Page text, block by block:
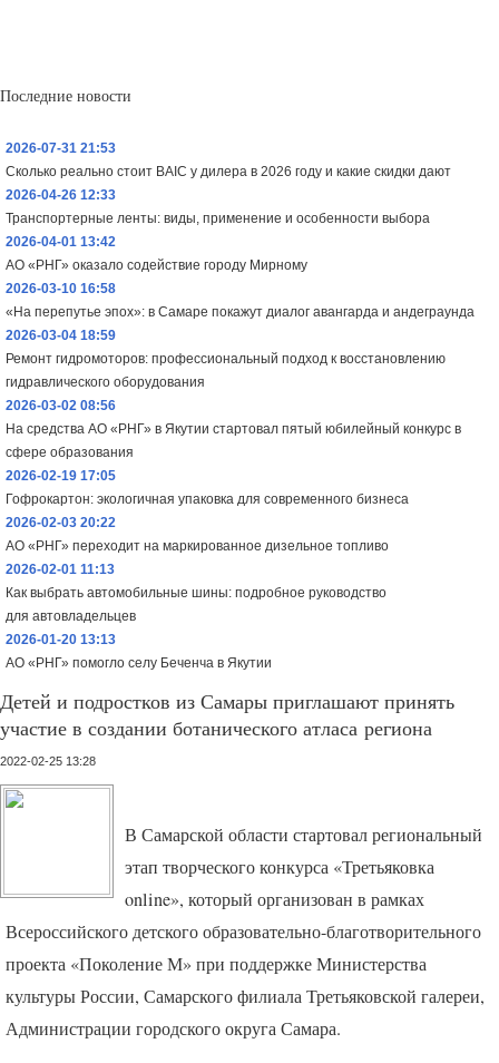
Последние новости
2026-07-31 21:53
Сколько реально стоит BAIC у дилера в 2026 году и какие скидки дают
2026-04-26 12:33
Транспортерные ленты: виды, применение и особенности выбора
2026-04-01 13:42
АО «РНГ» оказало содействие городу Мирному
2026-03-10 16:58
«На перепутье эпох»: в Самаре покажут диалог авангарда и андеграунда
2026-03-04 18:59
Ремонт гидромоторов: профессиональный подход к восстановлению
гидравлического оборудования
2026-03-02 08:56
На средства АО «РНГ» в Якутии стартовал пятый юбилейный конкурс в
сфере образования
2026-02-19 17:05
Гофрокартон: экологичная упаковка для современного бизнеса
2026-02-03 20:22
АО «РНГ» переходит на маркированное дизельное топливо
2026-02-01 11:13
Как выбрать автомобильные шины: подробное руководство
для автовладельцев
2026-01-20 13:13
АО «РНГ» помогло селу Беченча в Якутии
Детей и подростков из Самары приглашают принять
участие в создании ботанического атласа региона
2022-02-25 13:28
В Самарской области стартовал региональный
этап творческого конкурса «Третьяковка
online», который организован в рамках
Всероссийского детского образовательно-благотворительного
проекта «Поколение М» при поддержке Министерства
культуры России, Самарского филиала Третьяковской галереи,
Администрации городского округа Самара.